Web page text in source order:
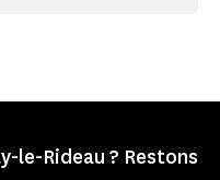
le-Rideau ? Restons